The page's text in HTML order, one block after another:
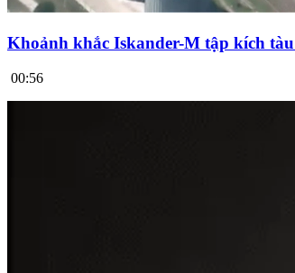
Khoảnh khắc Iskander-M tập kích
00:56